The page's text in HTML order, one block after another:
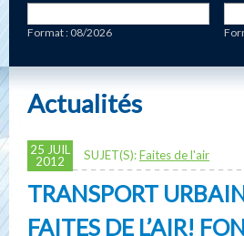
Format : 08/2026
Actualités
25 JUIL
2012
SUJET(S):Faites de l'air
TRANSPORT
FAITES DE L’AIR!